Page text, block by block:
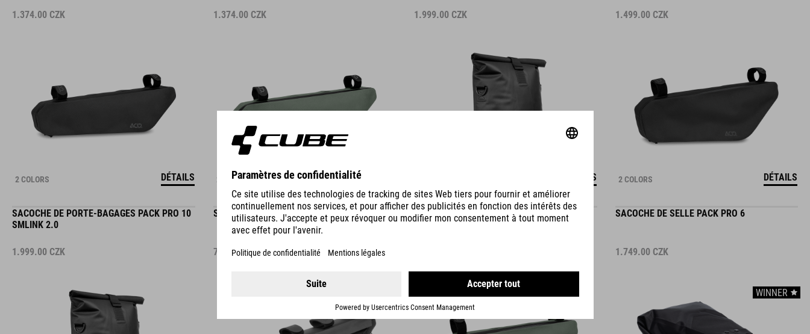
1.374.00 CZK
2 COLORS DÉTAILS
1.374.00 CZK
2 COLORS
1.999.00 CZK
DÉTAILS
1.499.00 CZK
2 COLORS DÉTAILS
SACOCHE DE PORTE-BAGAGES PACK PRO 10
SMLINK 2.0
1.999.00 CZK
SACOCHE DE CADRE PACK PURE 2
749.00CZK
SAC DE CADRE PACK PRO 4 SACOCHE DE SELLE PACK PRO 6
1.749.00 CZK
WINNER